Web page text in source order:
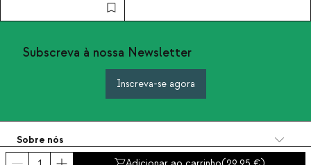
Subscreva à nossa Newsletter
Inscreva-se agora
Sobre nós
Categorias